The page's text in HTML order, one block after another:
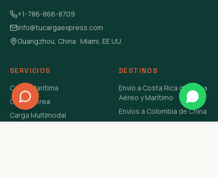
+1-786-866-8709
info@tucargaexpress.com
Guangzhou, China · Miami, EE.UU.
SERVICIOS
Carga Marítima
Carga Aérea
Carga Multimodal
DESTINOS
Envío a Costa Rica de China
Aéreo y Marítimo
Envíos a Colombia de China